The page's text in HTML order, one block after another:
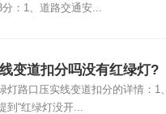
分：1、道路交通安...
变道扣分吗没有红绿灯?
灯路口压实线变道扣分的详情：1、
到“红绿灯没开...